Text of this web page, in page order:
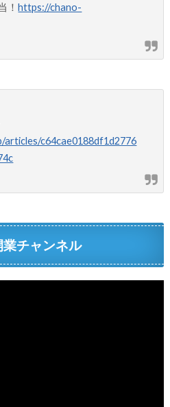
！https://chano-
articles/c64cae0188df1d2776
チャンネル